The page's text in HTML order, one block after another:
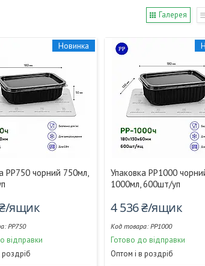
Галерея
Новинка
PP750 чорний 750мл,
ящик
PP750
відправки
роздріб
Упаковка PP1000
1000мл, 600шт/уп
4 536 ₴/ящик
PP1000
Готово до відправки
Оптом і в роздріб